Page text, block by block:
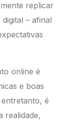
replicar
– afinal
online é
e boas
é
realidade,